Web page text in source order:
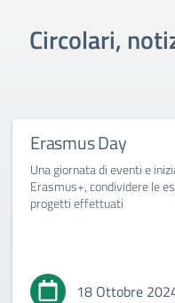
Circolari,
Erasmus Day
Una giornata di eventi e
Erasmus+, condividere le
progetti effettuati
18 Ottobre